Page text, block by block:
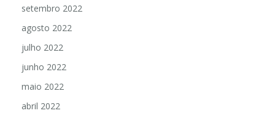
setembro 2022
agosto 2022
julho 2022
junho 2022
maio 2022
abril 2022